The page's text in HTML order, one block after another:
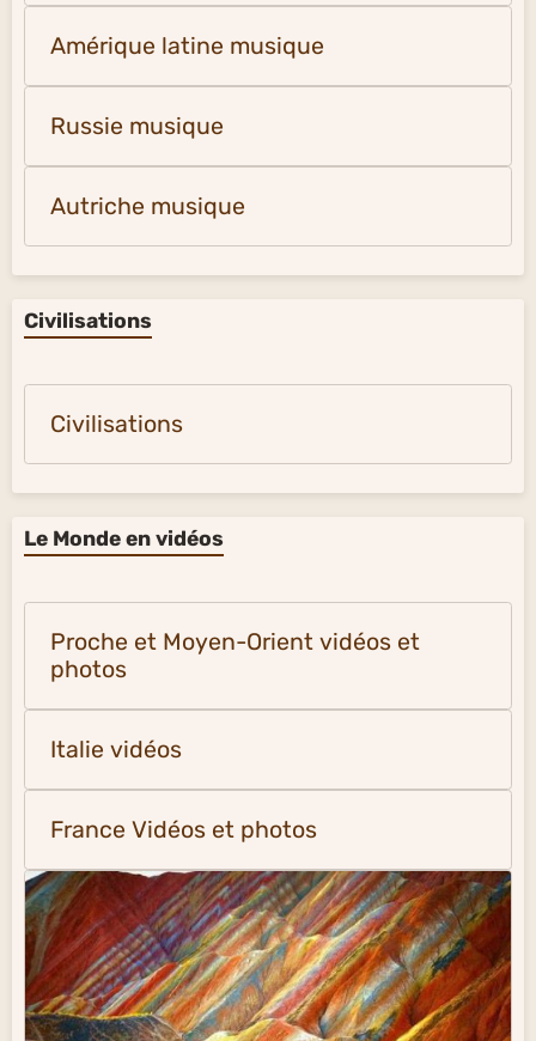
Amérique latine musique
Russie musique
Autriche musique
Civilisations
Civilisations
Le Monde en vidéos
Proche et Moyen-Orient vidéos et
photos
Italie vidéos
France Vidéos et photos